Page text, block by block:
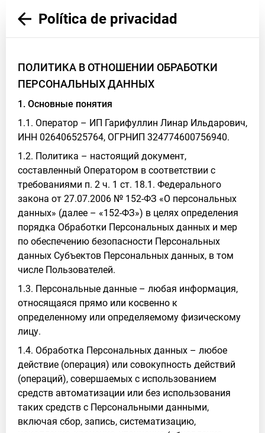
Política de privacidad
ПОЛИТИКА В ОТНОШЕНИИ ОБРАБОТКИ
ПЕРСОНАЛЬНЫХ ДАННЫХ
1. Основные понятия
1.1. Оператор – ИП Гарифуллин Линар Ильдарович,
ИНН 026406525764, ОГРНИП 324774600756940.
1.2. Политика – настоящий документ,
составленный Оператором в соответствии с
требованиями п. 2 ч. 1 ст. 18.1. Федерального
закона от 27.07.2006 № 152-ФЗ «О персональных
данных» (далее – «152-ФЗ») в целях определения
порядка Обработки Персональных данных и мер
по обеспечению безопасности Персональных
данных Субъектов Персональных данных, в том
числе Пользователей.
1.3. Персональные данные – любая информация,
относящаяся прямо или косвенно к
определенному или определяемому физическому
лицу.
1.4. Обработка Персональных данных – любое
действие (операция) или совокупность действий
(операций), совершаемых с использованием
средств автоматизации или без использования
таких средств с Персональными данными,
включая сбор, запись, систематизацию,